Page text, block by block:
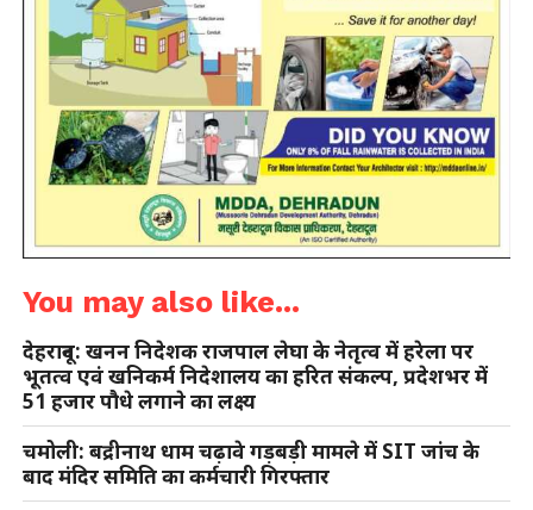
You may also like...
देहरादून: खनन निदेशक राजपाल लेघा के नेतृत्व में हरेला पर
भूतत्व एवं खनिकर्म निदेशालय का हरित संकल्प, प्रदेशभर में
51 हजार पौधे लगाने का लक्ष्य
चमोली: बद्रीनाथ धाम चढ़ावे गड़बड़ी मामले में SIT जांच के
बाद मंदिर समिति का कर्मचारी गिरफ्तार